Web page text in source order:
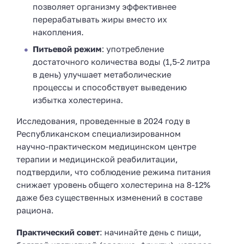
позволяет организму эффективнее
перерабатывать жиры вместо их
накопления.
Питьевой режим: употребление
достаточного количества воды (1,5-2 литра
в день) улучшает метаболические
процессы и способствует выведению
избытка холестерина.
Исследования, проведенные в 2024 году в
Республиканском специализированном
научно-практическом медицинском центре
терапии и медицинской реабилитации,
подтвердили, что соблюдение режима питания
снижает уровень общего холестерина на 8-12%
даже без существенных изменений в составе
рациона.
Практический совет: начинайте день с пищи,